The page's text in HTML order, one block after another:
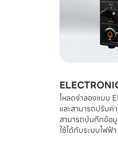
โหลดจำลองแบบ
และสามารถปรับ
สามารถบันทึกข้อ
ใช้ได้กับระบบไฟ